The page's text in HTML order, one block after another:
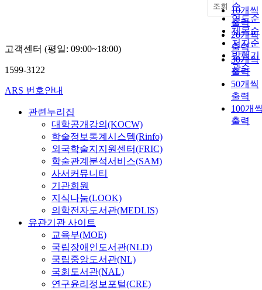
순
연도순
제목순
저자순
발행기
관순
10개씩
출력
20개씩
출력
30개씩
출력
50개씩
출력
100개
출력
조회
고객센터 (평일: 09:00~18:00)
1599-3122
ARS 번호안내
관련누리집
대학공개강의(KOCW)
학술정보통계시스템(Rinfo)
외국학술지지원센터(FRIC)
학술관계분석서비스(SAM)
사서커뮤니티
기관회원
지식나눔(LOOK)
의학전자도서관(MEDLIS)
유관기관 사이트
교육부(MOE)
국립장애인도서관(NLD)
국립중앙도서관(NL)
국회도서관(NAL)
연구윤리정보포털(CRE)